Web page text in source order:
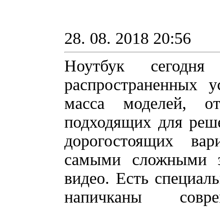
28. 08. 2018 20:56
Ноутбук
распространенных
масса моделей,
подходящих для
дорогостоящих
самыми сложными
видео. Есть
напичканы